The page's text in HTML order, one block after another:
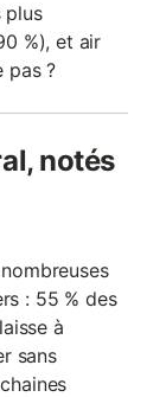
plus
%), et air
pas ?
notés
: 55 % des
à
sans